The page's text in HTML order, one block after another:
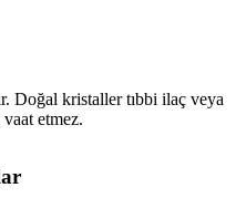
Doğal kristaller tıbbi ilaç veya
etmez.